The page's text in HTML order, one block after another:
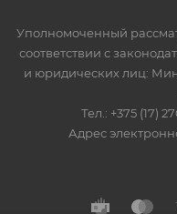
Уполномоченный
соответствии с
и юридических лиц:
Тел.: +375 (17)
Адрес